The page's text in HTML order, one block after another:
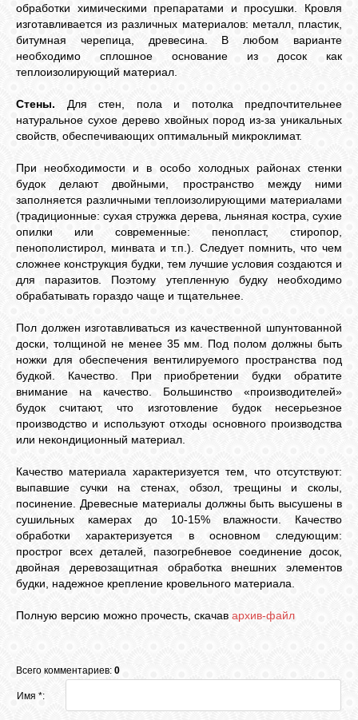
обработки химическими препаратами и просушки. Кровля
изготавливается из различных материалов: металл, пластик,
битумная черепица, древесина. В любом варианте
необходимо сплошное основание из досок как
теплоизолирующий материал.
Стены. Для стен, пола и потолка предпочтительнее
натуральное сухое дерево хвойных пород из-за уникальных
свойств, обеспечивающих оптимальный микроклимат.
При необходимости и в особо холодных районах стенки
будок делают двойными, пространство между ними
заполняется различными теплоизолирующими материалами
(традиционные: сухая стружка дерева, льняная костра, сухие
опилки или современные: пенопласт, стиропор,
пенополистирол, минвата и т.п.). Следует помнить, что чем
сложнее конструкция будки, тем лучшие условия создаются и
для паразитов. Поэтому утепленную будку необходимо
обрабатывать гораздо чаще и тщательнее.
Пол должен изготавливаться из качественной шпунтованной
доски, толщиной не менее 35 мм. Под полом должны быть
ножки для обеспечения вентилируемого пространства под
будкой. Качество. При приобретении будки обратите
внимание на качество. Большинство «производителей»
будок считают, что изготовление будок несерьезное
производство и используют отходы основного производства
или некондиционный материал.
Качество материала характеризуется тем, что отсутствуют:
выпавшие сучки на стенах, обзол, трещины и сколы,
посинение. Древесные материалы должны быть высушены в
сушильных камерах до 10-15% влажности. Качество
обработки характеризуется в основном следующим:
прострог всех деталей, пазогребневое соединение досок,
двойная деревозащитная обработка внешних элементов
будки, надежное крепление кровельного материала.
Полную версию можно прочесть, скачав архив-файл
Всего комментариев: 0
Имя *: